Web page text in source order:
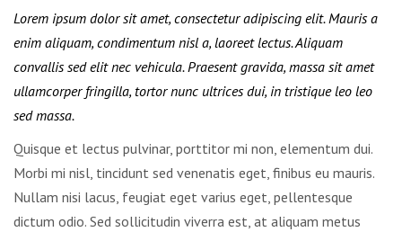
Lorem ipsum dolor sit amet, consectetur adipiscing elit. Mauris a
enim aliquam, condimentum nisl a, laoreet lectus. Aliquam
convallis sed elit nec vehicula. Praesent gravida, massa sit amet
ullamcorper fringilla, tortor nunc ultrices dui, in tristique leo leo
sed massa.
Quisque et lectus pulvinar, porttitor mi non, elementum dui.
Morbi mi nisl, tincidunt sed venenatis eget, finibus eu mauris.
Nullam nisi lacus, feugiat eget varius eget, pellentesque
dictum odio. Sed sollicitudin viverra est, at aliquam metus